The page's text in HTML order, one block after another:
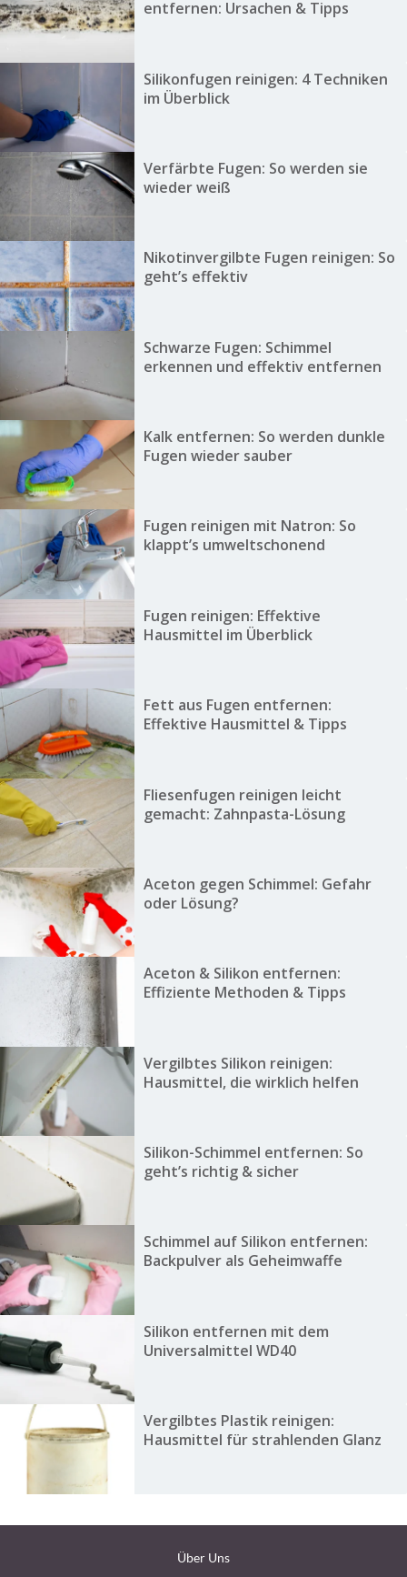
entfernen: Ursachen & Tipps
Silikonfugen reinigen: 4 Techniken
im Überblick
Verfärbte Fugen: So werden sie
wieder weiß
Nikotinvergilbte Fugen reinigen: So
geht’s effektiv
Schwarze Fugen: Schimmel
erkennen und effektiv entfernen
Kalk entfernen: So werden dunkle
Fugen wieder sauber
Fugen reinigen mit Natron: So
klappt’s umweltschonend
Fugen reinigen: Effektive
Hausmittel im Überblick
Fett aus Fugen entfernen:
Effektive Hausmittel & Tipps
Fliesenfugen reinigen leicht
gemacht: Zahnpasta-Lösung
Aceton gegen Schimmel: Gefahr
oder Lösung?
Aceton & Silikon entfernen:
Effiziente Methoden & Tipps
Vergilbtes Silikon reinigen:
Hausmittel, die wirklich helfen
Silikon-Schimmel entfernen: So
geht’s richtig & sicher
Schimmel auf Silikon entfernen:
Backpulver als Geheimwaffe
Silikon entfernen mit dem
Universalmittel WD40
Vergilbtes Plastik reinigen:
Hausmittel für strahlenden Glanz
Über Uns